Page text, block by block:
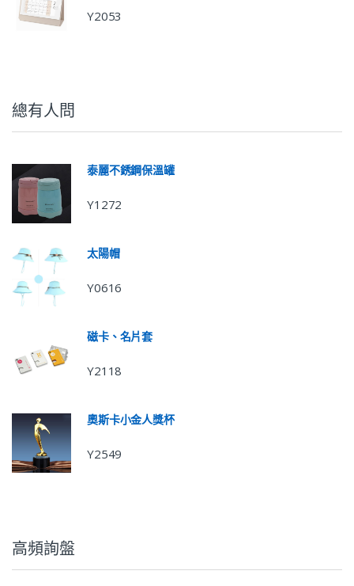
Y2053
總有人問
泰麗不銹鋼保溫罐
Y1272
太陽帽
Y0616
磁卡、名片套
Y2118
奧斯卡小金人獎杯
Y2549
高頻詢盤